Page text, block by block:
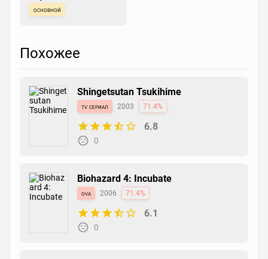
основной
Похожее
Shingetsutan Tsukihime
tv сериал 2003 71.4%
6.8
0
Biohazard 4: Incubate
ova 2006 71.4%
6.1
0